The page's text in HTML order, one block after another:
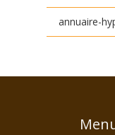
annuaire-